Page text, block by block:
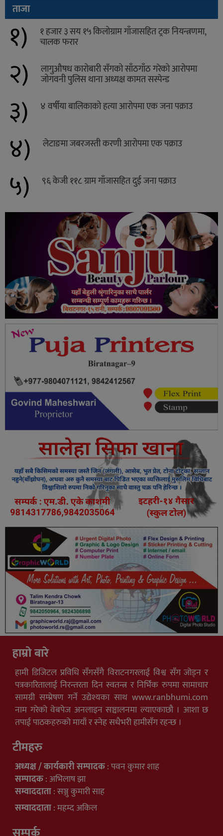
ताजा
१) १ हजार ३ सय १५ किलोग्राम गाँजासहित ट्रक नियन्त्रणमा,
चालक फरार
२) लागुऔषध कारोबारी सँगको साँठगाँठ गरेको आरोपमा
जोगवनी पुलिस थाना अध्यक्ष कामत सस्पेन्ड
३) ४ वर्षीया बालिकाको हत्या आरोपमा एक जना पक्राउ
४) लेटाङमा जबरजस्ती करणी आरोपमा एक पक्राउ
५) ९६ केजी ११८ ग्राम गाँजासहित दुई जना पक्राउ
हाम्रो बारे
हामी डिजिटल प्रविधि सँगसँगै विराटनगरलाई विश्व सँग जोड्न र
पत्रकारितालाई निरन्तरता दिन स्वतन्त्र र निर्भिक रुपमा सामाचार
सामग्री सम्प्रेषण गर्ने उद्येश्यका साथ www.ranbhumi.com
नाम गरेको वेबपेज अनलाइन सञ्चालनमा ल्याएकाछौ । आशा छ
तपाई पाठकहरुको मायाँ र स्नेह सधैभरी हामीसँग रहन्छ ।
टीमहरु
अध्यक्ष / कार्यकारी सम्पादक: पवन कुमार शाह
सम्पादक: अभिलाष झा
सम्वाददाता: सञ्जु कुमारी साह
सम्वाददाता: महम्द अकिल